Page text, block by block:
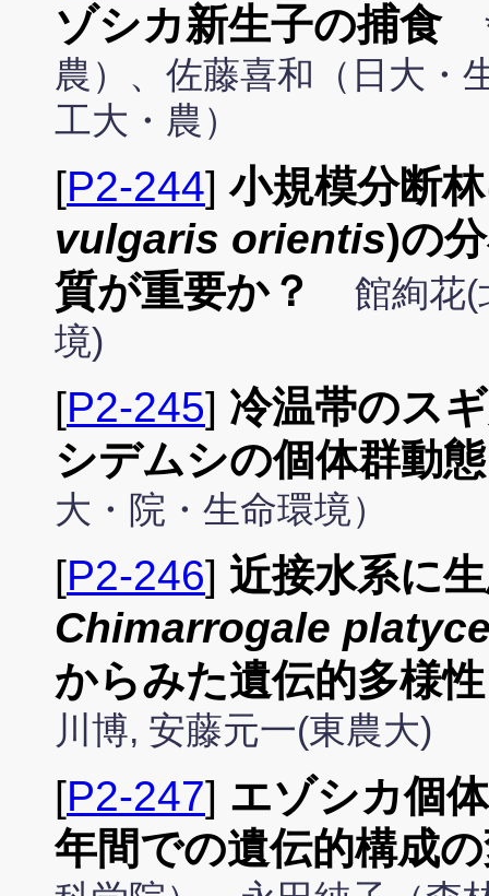
ゾシカ新生子の捕食
農）、佐藤喜和（日大
工大・農）
[P2-244]小規模分断
vulgaris orientis)の
質が重要か？
館絢花(
境)
[P2-245] 冷温帯のス
シデムシの個体群動態
大・院・生命環境）
[P2-246] 近接水系に
Chimarrogale
からみた遺伝的多様性
川博, 安藤元一(東農大)
[P2-247] エゾシカ個
年間での遺伝的構成